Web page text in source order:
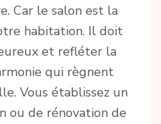
Car le salon est la
habitation. Il doit
et refléter la
qui règnent
Vous établissez un
ou de rénovation de